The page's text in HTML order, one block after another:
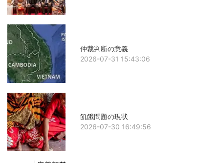
仲裁判断の意義
2026-07-31 15:43:06
飢餓問題の現状
2026-07-30 16:49:56